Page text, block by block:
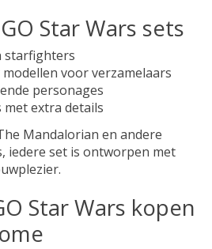
Star Wars sets
starfighters
voor verzamelaars
personages
extra details
Mandalorian en andere
iedere set is ontworpen met
Star Wars kopen